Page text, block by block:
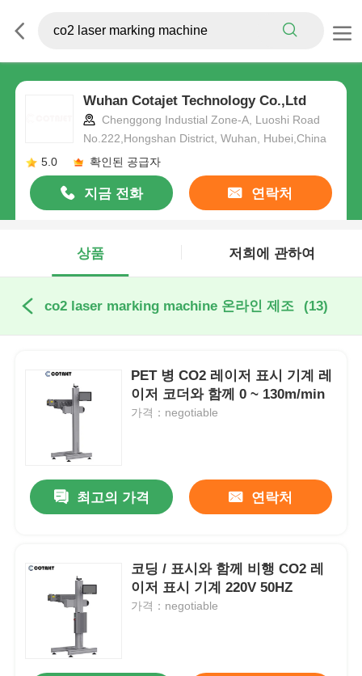
Wuhan Cotajet Technology Co.,Ltd
Chenggong Industial Zone-A, Luoshi Road
No.222,Hongshan District, Wuhan, Hubei,China
5.0
확인된 공급자
지금 전화 연락처
상품 저희에 관하여
co2 laser marking machine 온라인 제조 (13)
PET 병 CO2 레이저 표시 기계 레
이저 코더와 함께 0 ~ 130m/min
가격：negotiable
최고의 가격 연락처
코딩 / 표시와 함께 비행 CO2 레
이저 표시 기계 220V 50HZ
가격：negotiable